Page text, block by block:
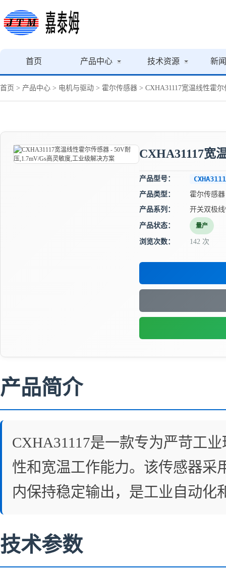
首页 产品中心 技术资源 新
首页 > 产品中心 > 电机与驱动 > 霍尔传感器 > CXHA31117宽温线性霍
CXHA31117宽
产品型号：
产品类型：
霍尔传感器
产品系列：
开关双极
产品状态： 量产
浏览次数： 142 次
产品简介
CXHA31117是一款专为严苛工
性和宽温工作能力。该传感器
内保持稳定输出，是工业自动化
技术参数